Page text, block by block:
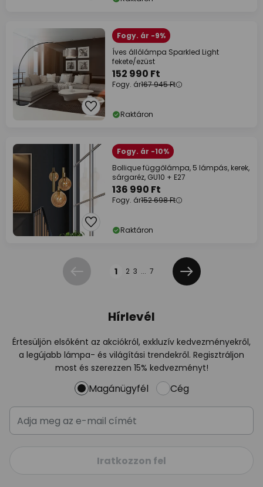
Fogy. ár -9%
Íves állólámpa Sparkled Light
fekete/ezüst
152 990 Ft
Fogy. ár167 945 Ft
Raktáron
Fogy. ár -10%
Bollique függőlámpa, 5 lámpás, kerek,
sárgaréz, GU10 + E27
136 990 Ft
Fogy. ár152 698 Ft
Raktáron
Előző 1 2 3 ... 7
Következő
Hírlevél
Értesüljön elsőként az akciókról, exkluzív kedvezményekről,
a legújabb lámpa- és világítási trendekről. Regisztráljon
most és szerezzen 15% kedvezményt!
Magánügyfél Cég
Iratkozzon fel